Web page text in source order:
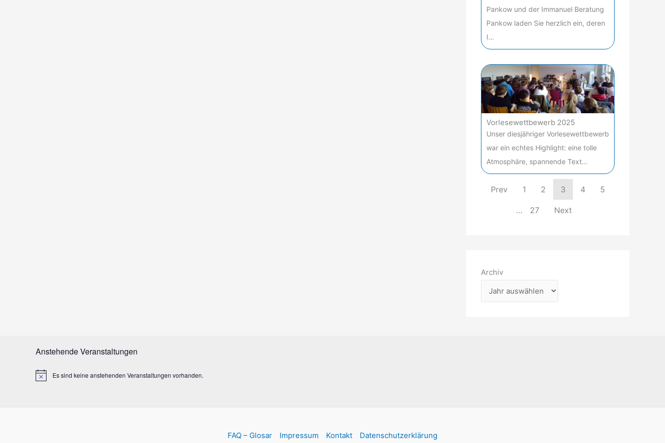
Pankow und der Immanuel Beratung
Pankow laden Sie herzlich ein, deren
I…
Vorlesewettbewerb 2025
Unser diesjähriger Vorlesewettbewerb
war ein echtes Highlight: eine tolle
Atmosphäre, spannende Text…
Prev 1 2 3 4 5
… 27 Next
Archiv
Anstehende Veranstaltungen
H
Es sind keine anstehenden Veranstaltungen vorhanden.
FAQ – Glosar Impressum Kontakt Datenschutzerklärung